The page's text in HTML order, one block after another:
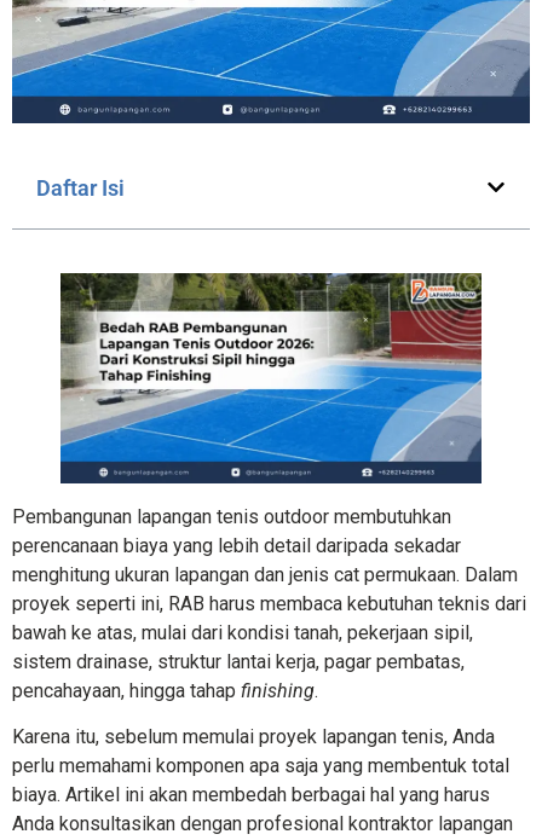
Daftar Isi
Pembangunan lapangan tenis outdoor membutuhkan
perencanaan biaya yang lebih detail daripada sekadar
menghitung ukuran lapangan dan jenis cat permukaan. Dalam
proyek seperti ini, RAB harus membaca kebutuhan teknis dari
bawah ke atas, mulai dari kondisi tanah, pekerjaan sipil,
sistem drainase, struktur lantai kerja, pagar pembatas,
pencahayaan, hingga tahap finishing.
Karena itu, sebelum memulai proyek lapangan tenis, Anda
perlu memahami komponen apa saja yang membentuk total
biaya. Artikel ini akan membedah berbagai hal yang harus
Anda konsultasikan dengan profesional kontraktor lapangan